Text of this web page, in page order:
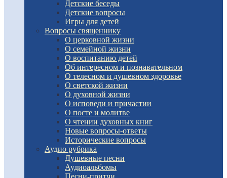
Детские беседы
Детские вопросы
Игры для детей
Вопросы священнику
О церковной жизни
О семейной жизни
О воспитанию детей
Об интересном и познавательном
О телесном и душевном здоровье
О светской жизни
О духовной жизни
О исповеди и причастии
О посте и молитве
О чтении духовных книг
Новые вопросы-ответы
Исторические вопросы
Аудио рубрика
Душевные песни
Аудиоальбомы
Песни-притчи